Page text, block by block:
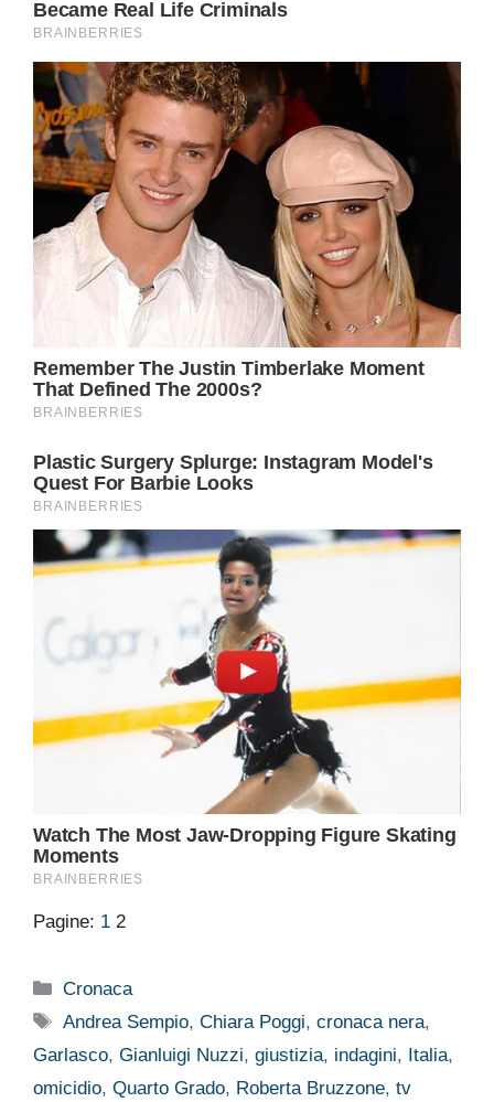
Pagine: 1 2
Categorie
Cronaca
Tag
Andrea Sempio,Chiara Poggi,cronaca nera,
Garlasco, Gianluigi Nuzzi, giustizia, indagini, Italia,
omicidio, Quarto Grado, Roberta Bruzzone, tv